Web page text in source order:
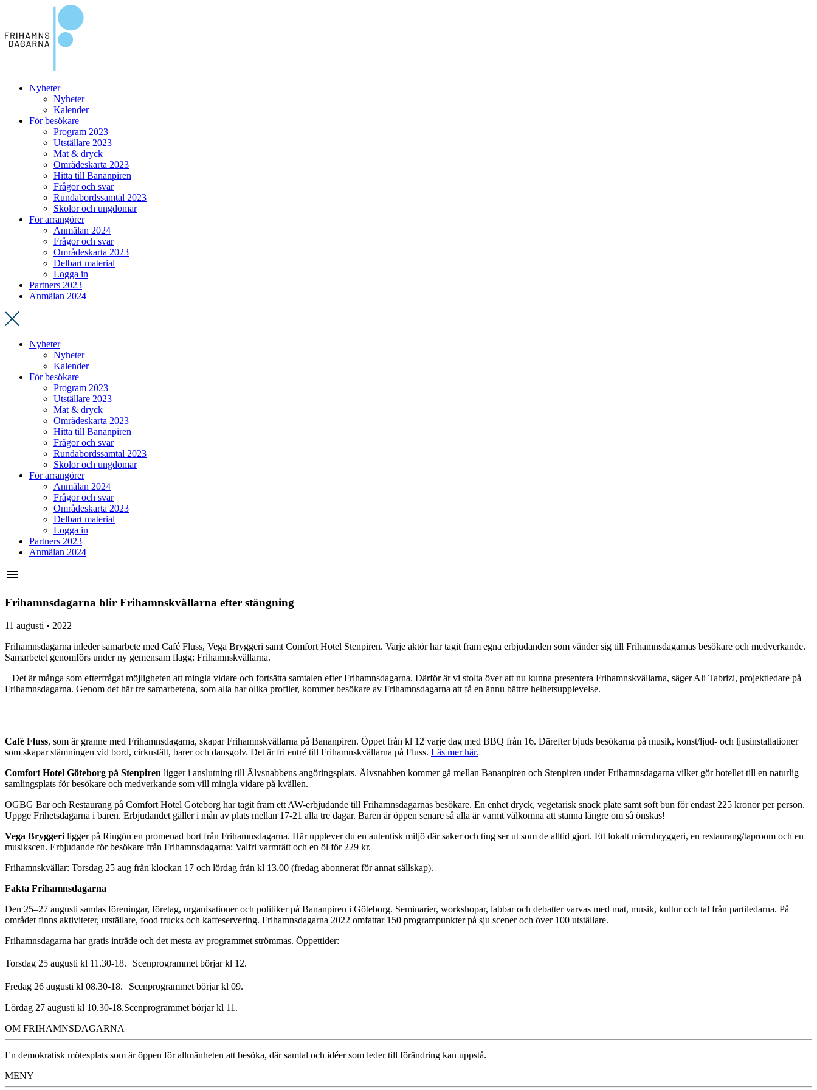
Nyheter
Nyheter
Kalender
För besökare
Program 2023
Utställare 2023
Mat & dryck
Områdeskarta 2023
Hitta till Bananpiren
Frågor och svar
Rundabordssamtal 2023
Skolor och ungdomar
För arrangörer
Anmälan 2024
Frågor och svar
Områdeskarta 2023
Delbart material
Logga in
Partners 2023
Anmälan 2024
Nyheter
Nyheter
Kalender
För besökare
Program 2023
Utställare 2023
Mat & dryck
Områdeskarta 2023
Hitta till Bananpiren
Frågor och svar
Rundabordssamtal 2023
Skolor och ungdomar
För arrangörer
Anmälan 2024
Frågor och svar
Områdeskarta 2023
Delbart material
Logga in
Partners 2023
Anmälan 2024
menu
Frihamnsdagarna blir Frihamnskvällarna efter stängning
11 augusti • 2022
Frihamnsdagarna inleder samarbete med Café Fluss, Vega Bryggeri samt Comfort Hotel Stenpiren. Varje aktör har tagit fram egna erbjudanden som vänder sig till Frihamnsdagarnas besökare och medverkande.
Samarbetet genomförs under ny gemensam flagg: Frihamnskvällarna.
– Det är många som efterfrågat möjligheten att mingla vidare och fortsätta samtalen efter Frihamnsdagarna. Därför är vi stolta över att nu kunna presentera Frihamnskvällarna, säger Ali Tabrizi, projektledare på
Frihamnsdagarna. Genom det här tre samarbetena, som alla har olika profiler, kommer besökare av Frihamnsdagarna att få en ännu bättre helhetsupplevelse.
Café Fluss, som är granne med Frihamnsdagarna, skapar Frihamnskvällarna på Bananpiren. Öppet från kl 12 varje dag med BBQ från 16. Därefter bjuds besökarna på musik, konst/ljud- och ljusinstallationer
som skapar stämningen vid bord, cirkustält, barer och dansgolv. Det är fri entré till Frihamnskvällarna på Fluss. Läs mer här.
Comfort Hotel Göteborg på Stenpiren ligger i anslutning till Älvsnabbens angöringsplats. Älvsnabben kommer gå mellan Bananpiren och Stenpiren under Frihamnsdagarna vilket gör hotellet till en naturlig
samlingsplats för besökare och medverkande som vill mingla vidare på kvällen.
OGBG Bar och Restaurang på Comfort Hotel Göteborg har tagit fram ett AW-erbjudande till Frihamnsdagarnas besökare. En enhet dryck, vegetarisk snack plate samt soft bun för endast 225 kronor per person.
Uppge Frihetsdagarna i baren. Erbjudandet gäller i mån av plats mellan 17-21 alla tre dagar. Baren är öppen senare så alla är varmt välkomna att stanna längre om så önskas!
Vega Bryggeriligger på Ringön en promenad bort från Frihamnsdagarna. Här upplever du en autentisk miljö där saker och ting ser ut som de alltid gjort. Ett lokalt microbryggeri, en restaurang/taproom och en
musikscen. Erbjudande för besökare från Frihamnsdagarna: Valfri varmrätt och en öl för 229 kr.
Frihamnskvällar: Torsdag 25 aug från klockan 17 och lördag från kl 13.00 (fredag abonnerat för annat sällskap).
Fakta Frihamnsdagarna
Den 25–27 augusti samlas föreningar, företag, organisationer och politiker på Bananpiren i Göteborg. Seminarier, workshopar, labbar och debatter varvas med mat, musik, kultur och tal från partiledarna. På
området finns aktiviteter, utställare, food trucks och kaffeservering. Frihamnsdagarna 2022 omfattar 150 programpunkter på sju scener och över 100 utställare.
Frihamnsdagarna har gratis inträde och det mesta av programmet strömmas. Öppettider:
Torsdag 25 augusti kl 11.30-18. Scenprogrammet börjar kl 12.
Fredag 26 augusti kl 08.30-18. Scenprogrammet börjar kl 09.
Lördag 27 augusti kl 10.30-18.Scenprogrammet börjar kl 11.
OM FRIHAMNSDAGARNA
En demokratisk mötesplats som är öppen för allmänheten att besöka, där samtal och idéer som leder till förändring kan uppstå.
MENY